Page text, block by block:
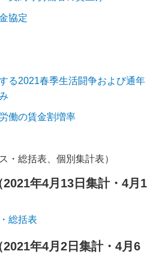
協定
る2021春季生活闘争および通年
働の賃金割増率
・総括表、個別集計表）
年4月13日集計・4月1
総括表
年4月2日集計・4月6